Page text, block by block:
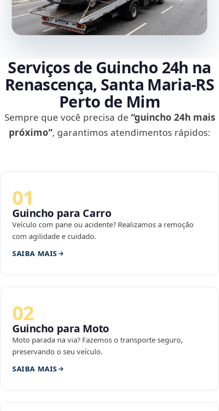
Serviços de Guincho 24h na
Renascença, Santa Maria‑RS
Perto de Mim
Sempre que você precisa de “guincho 24h mais
próximo”, garantimos atendimentos rápidos:
01
Guincho para Carro
Veículo com pane ou acidente? Realizamos a remoção
com agilidade e cuidado.
SAIBA MAIS
02
Guincho para Moto
Moto parada na via? Fazemos o transporte seguro,
preservando o seu veículo.
SAIBA MAIS